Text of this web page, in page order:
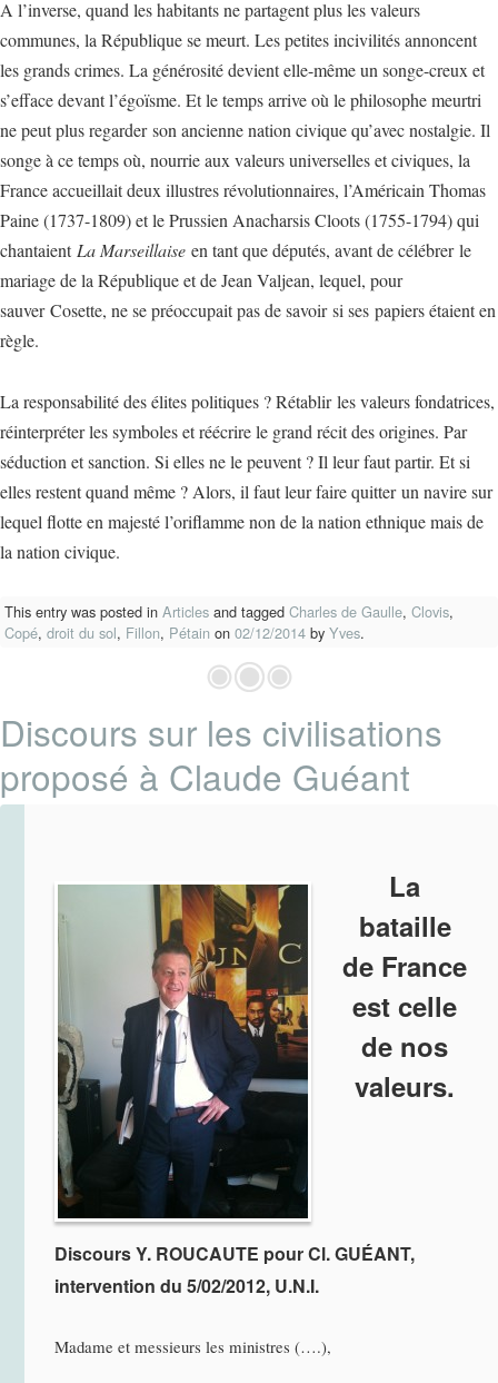
A l’inverse, quand les habitants ne partagent plus les valeurs
communes, la République se meurt. Les petites incivilités annoncent
les grands crimes. La générosité devient elle-même un songe-creux et
s’efface devant l’égoïsme. Et le temps arrive où le philosophe meurtri
ne peut plus regarder son ancienne nation civique qu’avec nostalgie. Il
songe à ce temps où, nourrie aux valeurs universelles et civiques, la
France accueillait deux illustres révolutionnaires, l’Américain Thomas
Paine (1737-1809) et le Prussien Anacharsis Cloots (1755-1794) qui
chantaientLa Marseillaise en tant que députés, avant de célébrer le
mariage de la République et de Jean Valjean, lequel, pour
sauver Cosette, ne se préoccupait pas de savoir si ses papiers étaient en
règle.
La responsabilité des élites politiques ? Rétablir les valeurs fondatrices,
réinterpréter les symboles et réécrire le grand récit des origines. Par
séduction et sanction. Si elles ne le peuvent ? Il leur faut partir. Et si
elles restent quand même ? Alors, il faut leur faire quitter un navire sur
lequel flotte en majesté l’oriflamme non de la nation ethnique mais de
la nation civique.
This entry was posted in Articles and tagged Charles de Gaulle, Clovis,
Copé, droit du sol, Fillon, Pétain on 02/12/2014 by Yves.
Discours sur les civilisations
proposé à Claude Guéant
La
bataille
de France
est celle
de nos
valeurs.
Discours Y. ROUCAUTE pour Cl. GUÉANT,
intervention du 5/02/2012, U.N.I.
Madame et messieurs les ministres (….),